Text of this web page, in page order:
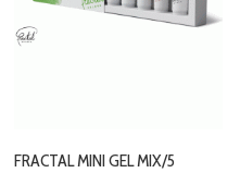
FRACTAL MINI GEL MIX/5